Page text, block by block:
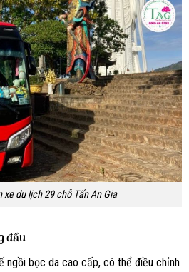
xe du lịch 29 chỗ Tấn An Gia
đầu
ngồi bọc da cao cấp, có thể điều chỉnh